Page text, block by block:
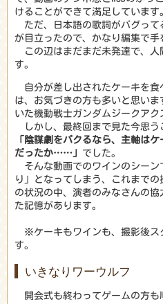
けることができて満足しています
ただ、日本語の歌詞がバグって
が目立ったので、かなり編集で手
この辺はまだまだ未発達で、人
す。
自分が差し出されたケーキを食
は、お気づきの方も多いと思い
いた機動戦士ガンダムジークアク
しかし、最終回まで見た今思う
「陰謀劇をパクるなら、主軸は
だったか……」 でした。
そんな動画でのワインのシーン
り」となってしまう、これまで
の状況の中、演者のみなさんの協
た記憶があります。
※ケーキもワインも、撮影後ス
す。
いきなりワーウルフ
開会式も終わってゲームの方も